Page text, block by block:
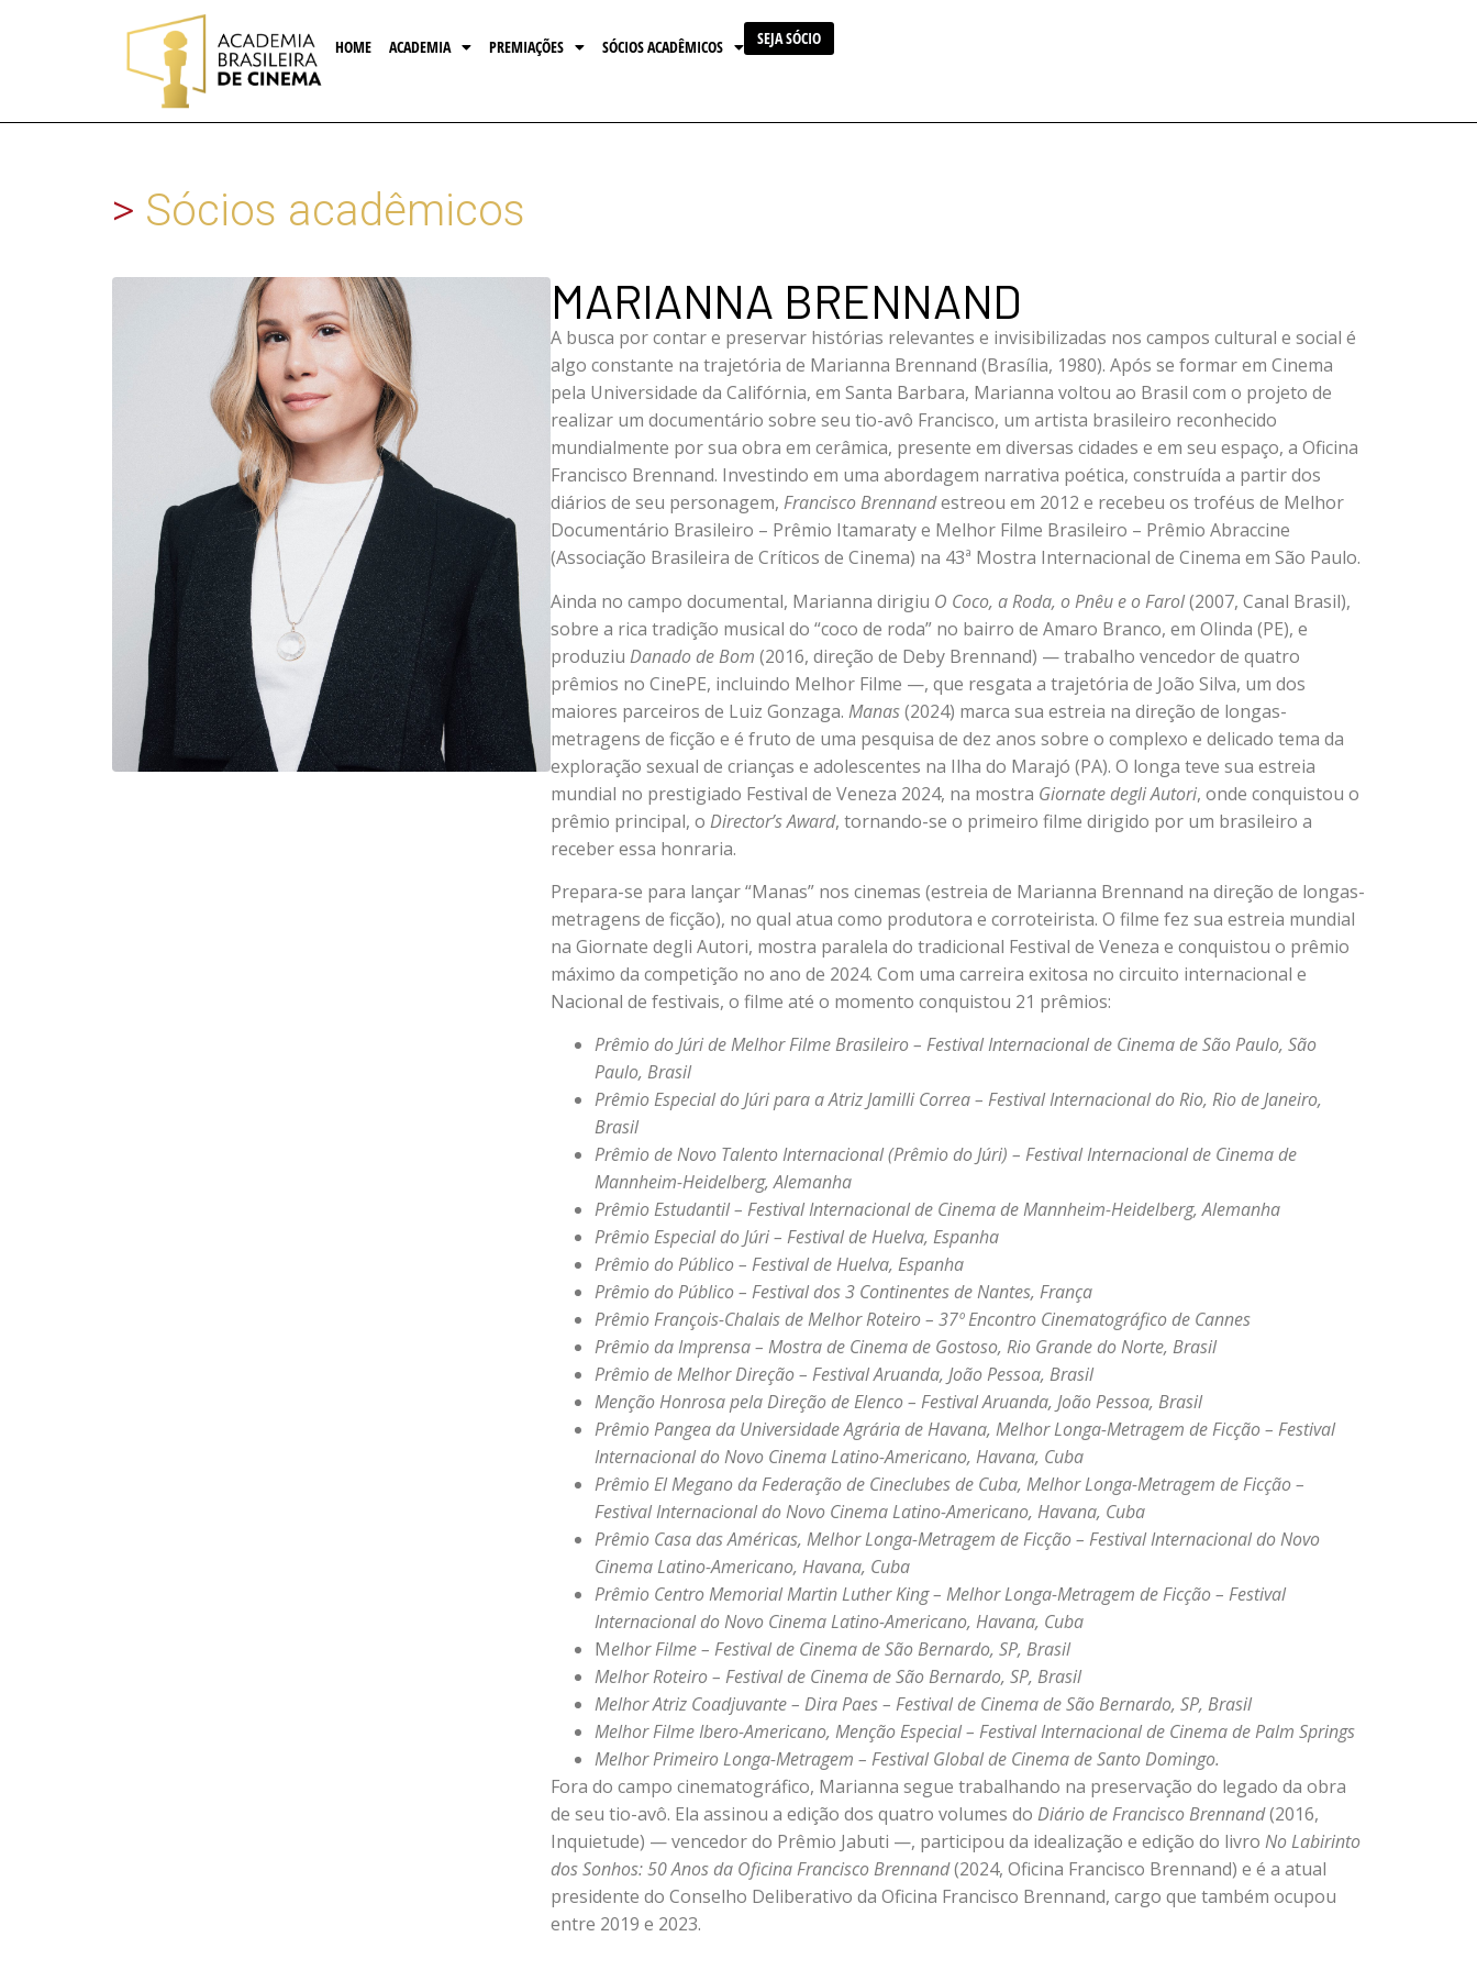
HOME ACADEMIA PREMIAÇÕES SÓCIOS ACADÊMICOS SEJA SÓCIO
> Sócios acadêmicos
MARIANNA BRENNAND
A busca por contar e preservar histórias relevantes e invisibilizadas nos campos cultural e social é
algo constante na trajetória de Marianna Brennand (Brasília, 1980). Após se formar em Cinema
pela Universidade da Califórnia, em Santa Barbara, Marianna voltou ao Brasil com o projeto de
realizar um documentário sobre seu tio-avô Francisco, um artista brasileiro reconhecido
mundialmente por sua obra em cerâmica, presente em diversas cidades e em seu espaço, a Oficina
Francisco Brennand. Investindo em uma abordagem narrativa poética, construída a partir dos
diários de seu personagem, Francisco Brennandestreou em 2012 e recebeu os troféus de Melhor
Documentário Brasileiro – Prêmio Itamaraty e Melhor Filme Brasileiro – Prêmio Abraccine
(Associação Brasileira de Críticos de Cinema) na 43ª Mostra Internacional de Cinema em São Paulo.
Ainda no campo documental, Marianna dirigiu O Coco, a Roda, o Pnêu e o Farol(2007, Canal Brasil),
sobre a rica tradição musical do “coco de roda” no bairro de Amaro Branco, em Olinda (PE), e
produziu Danado de Bom (2016, direção de Deby Brennand) — trabalho vencedor de quatro
prêmios no CinePE, incluindo Melhor Filme —, que resgata a trajetória de João Silva, um dos
maiores parceiros de Luiz Gonzaga. Manas(2024) marca sua estreia na direção de longas-
metragens de ficção e é fruto de uma pesquisa de dez anos sobre o complexo e delicado tema da
exploração sexual de crianças e adolescentes na Ilha do Marajó (PA). O longa teve sua estreia
mundial no prestigiado Festival de Veneza 2024, na mostra Giornatedegli Autori, onde conquistou o
prêmio principal, o Director’s Award, tornando-se o primeiro filme dirigido por um brasileiro a
receber essa honraria.
Prepara-se para lançar “Manas” nos cinemas (estreia de Marianna Brennand na direção de longas-
metragens de ficção), no qual atua como produtora e corroteirista. O filme fez sua estreia mundial
na Giornate degli Autori, mostra paralela do tradicional Festival de Veneza e conquistou o prêmio
máximo da competição no ano de 2024. Com uma carreira exitosa no circuito internacional e
Nacional de festivais, o filme até o momento conquistou 21 prêmios:
Prêmio do Júri de Melhor Filme Brasileiro – Festival Internacional de Cinemade São Paulo, São
Paulo, Brasil
Prêmio Especial do Júri para a Atriz Jamilli Correa – Festival Internacional doRio, Rio de Janeiro,
Brasil
Prêmio de Novo Talento Internacional (Prêmio do Júri) – Festival Internacionalde Cinema de
Mannheim-Heidelberg, Alemanha
Prêmio Estudantil – Festival Internacional de Cinema deMannheim-Heidelberg, Alemanha
Prêmio Especial do Júri – Festival de Huelva, Espanha
Prêmio do Público – Festival de Huelva, Espanha
Prêmio do Público – Festival dos 3 Continentes de Nantes, França
Prêmio François-Chalais de Melhor Roteiro – 37º Encontro Cinematográfico de Cannes
Prêmio da Imprensa – Mostra de Cinema de Gostoso, Rio Grande do Norte, Brasil
Prêmio de Melhor Direção – Festival Aruanda, João Pessoa, Brasil
Menção Honrosa pela Direção de Elenco – Festival Aruanda, João Pessoa, Brasil
Prêmio Pangea da Universidade Agrária de Havana, Melhor Longa-Metragem de Ficção – Festival
Internacional do Novo Cinema Latino-Americano, Havana, Cuba
Prêmio El Megano da Federação de Cineclubes de Cuba, MelhorLonga-Metragem de Ficção –
Festival Internacional do Novo CinemaLatino-Americano, Havana, Cuba
Prêmio Casa das Américas, Melhor Longa-Metragem de Ficção – Festival Internacional do Novo
Cinema Latino-Americano, Havana, Cuba
Prêmio Centro Memorial Martin Luther King – Melhor Longa-Metragem de Ficção – Festival
Internacional do Novo Cinema Latino-Americano, Havana, Cuba
Melhor Filme – Festival de Cinema de São Bernardo, SP, Brasil
Melhor Roteiro – Festival de Cinema de São Bernardo, SP, Brasil
Melhor Atriz Coadjuvante – Dira Paes – Festival de Cinema de São Bernardo, SP, Brasil
Melhor Filme Ibero-Americano, Menção Especial – Festival Internacional de Cinema de Palm Springs
Melhor Primeiro Longa-Metragem – Festival Global de Cinema de SantoDomingo.
Fora do campo cinematográfico, Marianna segue trabalhando na preservação do legado da obra
de seu tio-avô. Ela assinou a edição dos quatro volumes do Diáriode Francisco Brennand(2016,
Inquietude) — vencedor do Prêmio Jabuti —, participou da idealização e edição do livro No Labirinto
dos Sonhos: 50 Anos da Oficina Francisco Brennand(2024, Oficina Francisco Brennand) e é a atual
presidente do Conselho Deliberativo da Oficina Francisco Brennand, cargo que também ocupou
entre 2019 e 2023.